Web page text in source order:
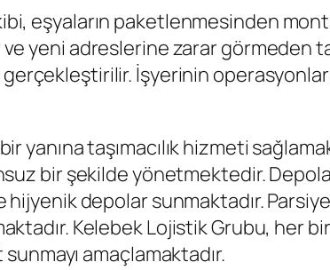
eşyaların paketlenmesinden
yeni adreslerine zarar görmeden
gerçekleştirilir. İşyerinin
yanına taşımacılık hizmeti
bir şekilde yönetmektedir.
depolar sunmaktadır. Parsiyel
Kelebek Lojistik Grubu, her
amaçlamaktadır.